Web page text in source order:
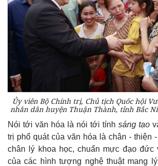
Ủy viên Bộ Chính trị, Chủ tịch Quốc hội
nhân dân huyện Thuận Thành, tỉnh Bắc
Nói tới văn hóa là nói tới tính sáng tạo
trị phổ quát của văn hóa là chân - thiện
chân lý khoa học, chuẩn mực đạo đức
của các hình tượng nghệ thuật mang